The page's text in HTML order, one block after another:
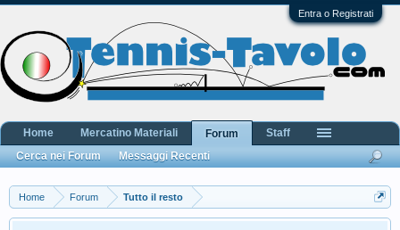
Entra o Registrati
Home Forum Tutto il resto
Home Mercatino Materiali
Forum
Cerca nei Forum
Messaggi Recenti
Staff